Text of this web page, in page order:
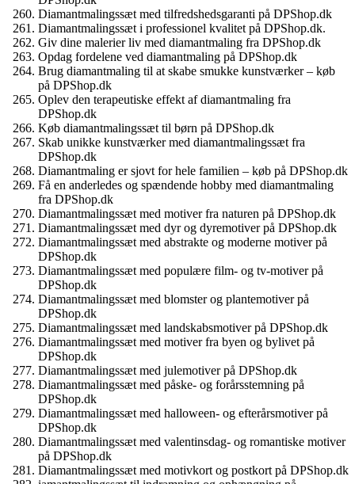
Diamantmalingssæt med tilfredshedsgaranti på DPShop.dk
Diamantmalingssæt i professionel kvalitet på DPShop.dk.
Giv dine malerier liv med diamantmaling fra DPShop.dk
Opdag fordelene ved diamantmaling på DPShop.dk
Brug diamantmaling til at skabe smukke kunstværker – køb
på DPShop.dk
Oplev den terapeutiske effekt af diamantmaling fra
DPShop.dk
Køb diamantmalingssæt til børn på DPShop.dk
Skab unikke kunstværker med diamantmalingssæt fra
DPShop.dk
Diamantmaling er sjovt for hele familien – køb på DPShop.dk
Få en anderledes og spændende hobby med diamantmaling
fra DPShop.dk
Diamantmalingssæt med motiver fra naturen på DPShop.dk
Diamantmalingssæt med dyr og dyremotiver på DPShop.dk
Diamantmalingssæt med abstrakte og moderne motiver på
DPShop.dk
Diamantmalingssæt med populære film- og tv-motiver på
DPShop.dk
Diamantmalingssæt med blomster og plantemotiver på
DPShop.dk
Diamantmalingssæt med landskabsmotiver på DPShop.dk
Diamantmalingssæt med motiver fra byen og bylivet på
DPShop.dk
Diamantmalingssæt med julemotiver på DPShop.dk
Diamantmalingssæt med påske- og forårsstemning på
DPShop.dk
Diamantmalingssæt med halloween- og efterårsmotiver på
DPShop.dk
Diamantmalingssæt med valentinsdag- og romantiske motiver
på DPShop.dk
Diamantmalingssæt med motivkort og postkort på DPShop.dk